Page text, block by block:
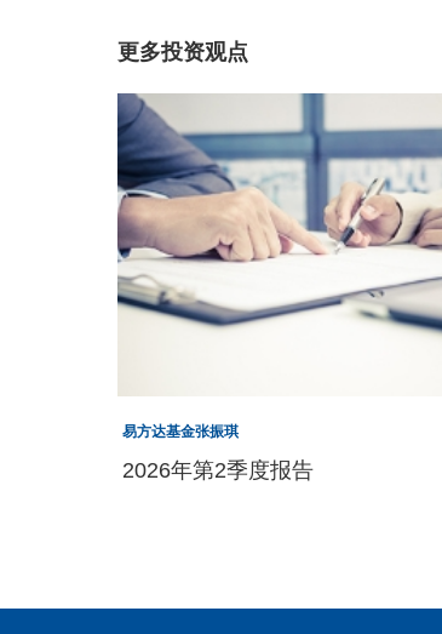
更多投资观点
易方达基金张振琪
2026年第2季度报告